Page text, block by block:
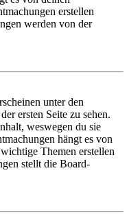
erstellen
werden von der
unter den
ersten Seite zu sehen.
weswegen du sie
hängt es von
Themen erstellen
stellt die Board-